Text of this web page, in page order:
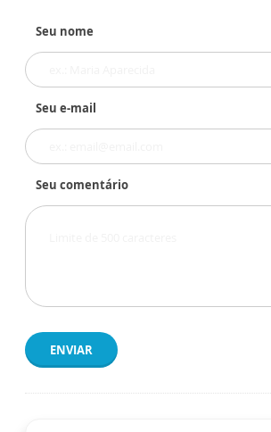
Seu nome
Seu e-mail
Seu comentário
ENVIAR